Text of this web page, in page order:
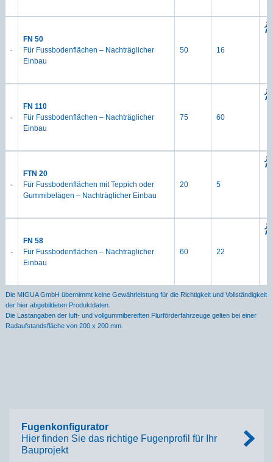
FN 50
Für Fussbodenflächen – Nachträglicher
Einbau
50 16
FN 110
Für Fussbodenflächen – Nachträglicher
Einbau
75 60
FTN 20
Für Fussbodenflächen mit Teppich oder
Gummibelägen – Nachträglicher Einbau
20 5
FN 58
Für Fussbodenflächen – Nachträglicher
Einbau
60 22
Die MIGUA GmbH übernimmt keine Gewährleistung für die Richtigkeit und Vollständigkeit
der hier abgebildeten Produktdaten.
Die Lastangaben der luft- und vollgummibereiften Flurförderfahrzeuge gelten bei einer
Radaufstandsfläche von 200 x 200 mm.
Fugenkonfigurator
Hier finden Sie das richtige Fugenprofil für Ihr
Bauprojekt